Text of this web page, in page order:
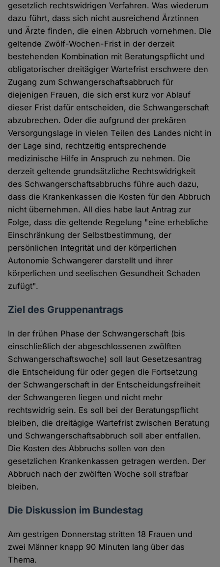
gesetzlich rechtswidrigen Verfahren. Was wiederum
dazu führt, dass sich nicht ausreichend Ärztinnen
und Ärzte finden, die einen Abbruch vornehmen. Die
geltende Zwölf-Wochen-Frist in der derzeit
bestehenden Kombination mit Beratungspflicht und
obligatorischer dreitägiger Wartefrist erschwere den
Zugang zum Schwangerschaftsabbruch für
diejenigen Frauen, die sich erst kurz vor Ablauf
dieser Frist dafür entscheiden, die Schwangerschaft
abzubrechen. Oder die aufgrund der prekären
Versorgungslage in vielen Teilen des Landes nicht in
der Lage sind, rechtzeitig entsprechende
medizinische Hilfe in Anspruch zu nehmen. Die
derzeit geltende grundsätzliche Rechtswidrigkeit
des Schwangerschaftsabbruchs führe auch dazu,
dass die Krankenkassen die Kosten für den Abbruch
nicht übernehmen. All dies habe laut Antrag zur
Folge, dass die geltende Regelung "eine erhebliche
Einschränkung der Selbstbestimmung, der
persönlichen Integrität und der körperlichen
Autonomie Schwangerer darstellt und ihrer
körperlichen und seelischen Gesundheit Schaden
zufügt".
Ziel des Gruppenantrags
In der frühen Phase der Schwangerschaft (bis
einschließlich der abgeschlossenen zwölften
Schwangerschaftswoche) soll laut Gesetzesantrag
die Entscheidung für oder gegen die Fortsetzung
der Schwangerschaft in der Entscheidungsfreiheit
der Schwangeren liegen und nicht mehr
rechtswidrig sein. Es soll bei der Beratungspflicht
bleiben, die dreitägige Wartefrist zwischen Beratung
und Schwangerschaftsabbruch soll aber entfallen.
Die Kosten des Abbruchs sollen von den
gesetzlichen Krankenkassen getragen werden. Der
Abbruch nach der zwölften Woche soll strafbar
bleiben.
Die Diskussion im Bundestag
Am gestrigen Donnerstag stritten 18 Frauen und
zwei Männer knapp 90 Minuten lang über das
Thema.